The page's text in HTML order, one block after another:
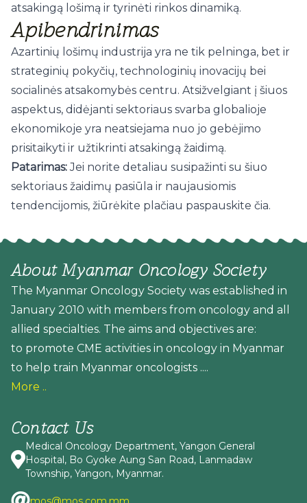
atsakingą lošimą ir tyrinėti rinkos dinamiką.
Apibendrinimas
Azartinių lošimų industrija yra ne tik pelninga, bet ir
strateginių pokyčių, technologinių inovacijų bei
socialinės atsakomybės centru. Atsižvelgiant į šiuos
aspektus, didėjanti sektoriaus svarba globalioje
ekonomikoje yra neatsiejama nuo jo gebėjimo
prisitaikyti ir užtikrinti atsakingą žaidimą.
Patarimas:Jei norite detaliau susipažinti su šiuo
sektoriaus žaidimų pasiūla ir naujausiomis
tendencijomis, žiūrėkite plačiau paspauskite čia.
About Myanmar Oncology Society
The Myanmar Oncology Society was established in
January 2010 with members from oncology and all
allied specialties. The aims and objectives are:
to promote CME activities in oncology in Myanmar
to help train Myanmar oncologists ....
More ..
Contact Us
Medical Oncology Department, Yangon General
Hospital, Bo Gyoke Aung San Road, Lanmadaw
Township, Yangon, Myanmar.